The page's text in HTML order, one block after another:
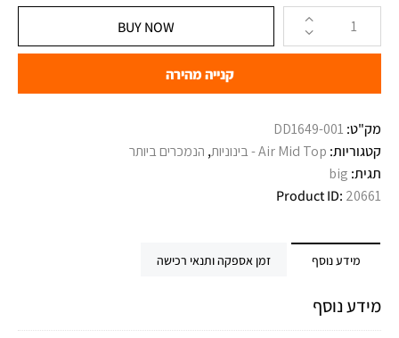
BUY NOW
קנייה מהירה
מק"ט: DD1649-001
קטגוריות: Air Mid Top - בינוניות , הנמכרים ביותר
תגית: big
Product ID: 20661
מידע נוסף זמן אספקה ותנאי רכישה
מידע נוסף